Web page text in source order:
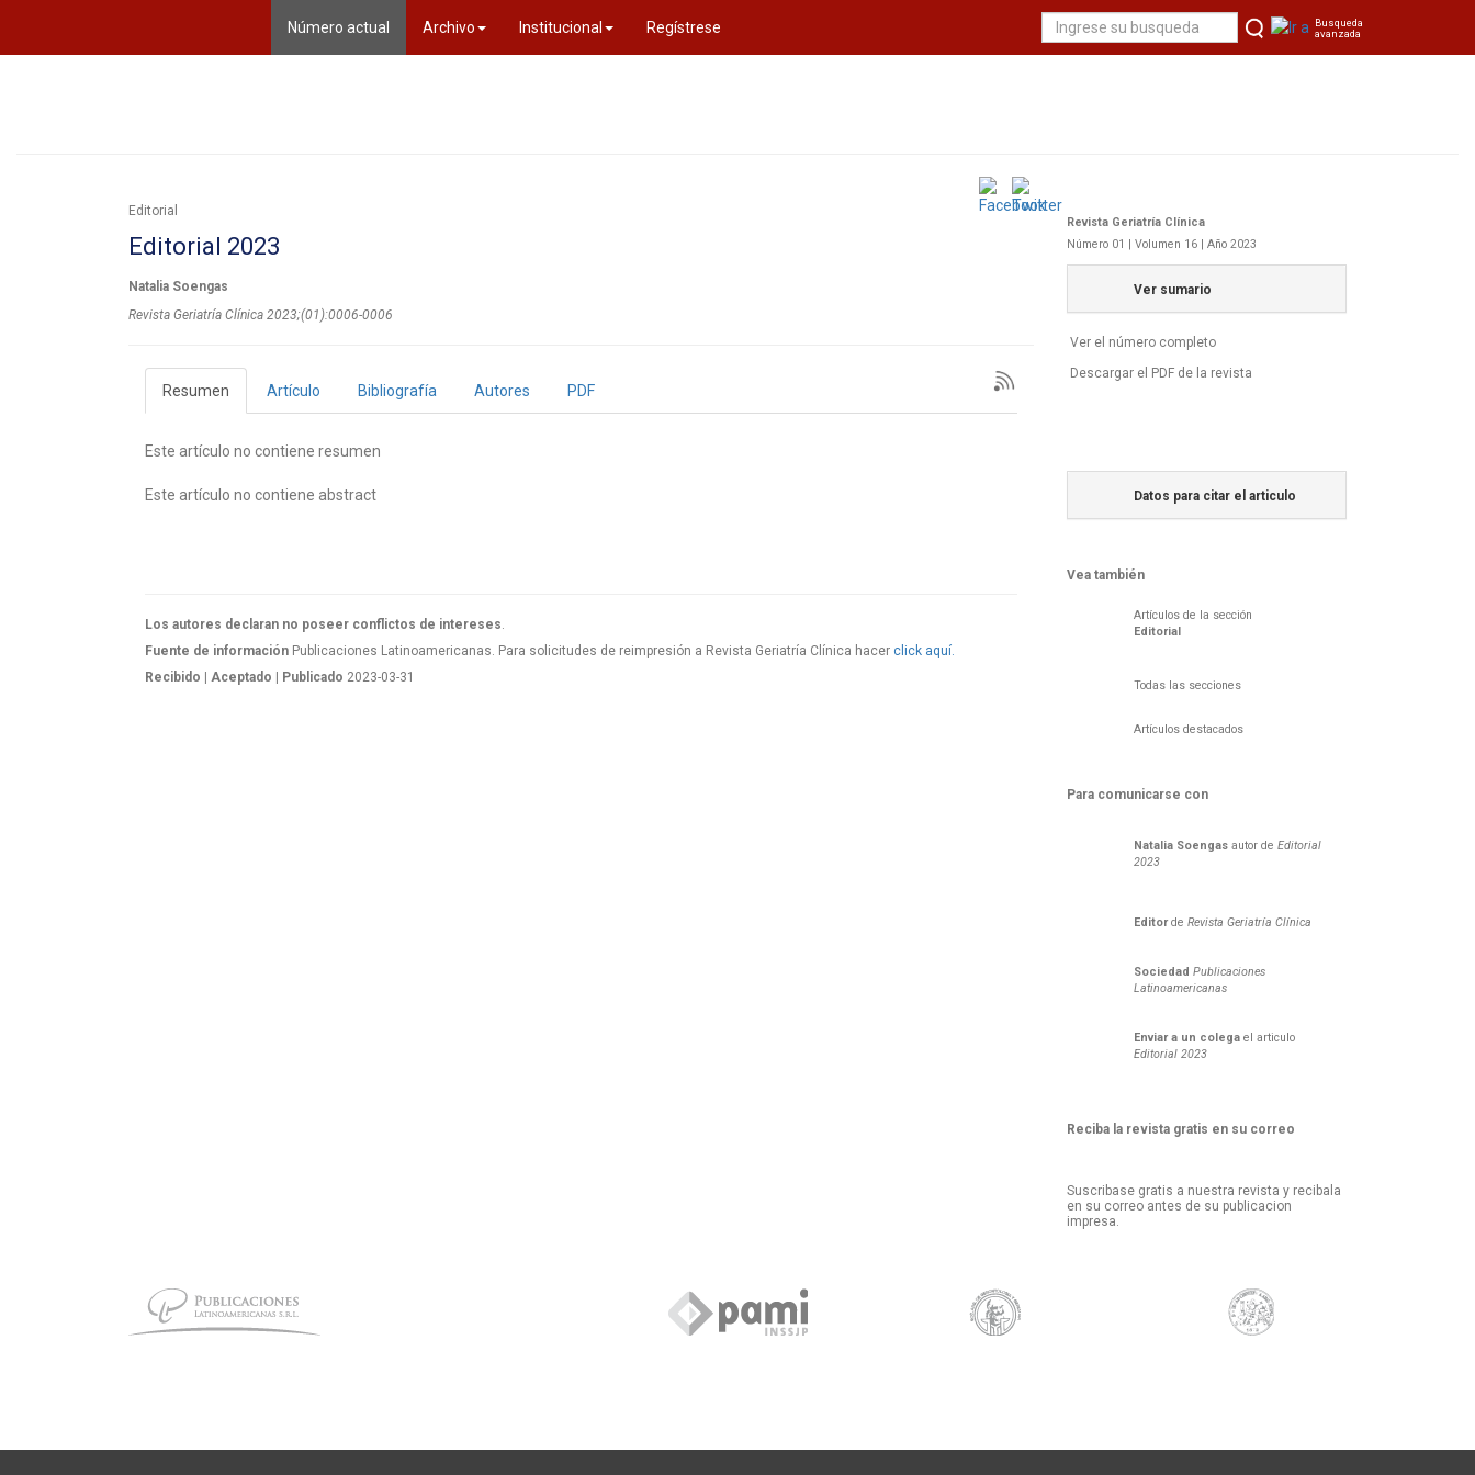
Número actual (current)Archivo Institucional Regístrese
Busqueda
avanzada
Editorial
Editorial 2023
Natalia Soengas
Revista Geriatría Clí­nica 2023;(01):0006-0006
Resumen Artículo Bibliografía Autores PDF
Este artículo no contiene resumen
Este artículo no contiene abstract
Los autores declaran no poseer conflictos de intereses.
Fuente de información Publicaciones Latinoamericanas. Para solicitudes de reimpresión a Revista Geriatría Clí­nica hacer click aquí.
Recibido
| Aceptado | Publicado 2023-03-31
Revista Geriatría Clí­nica
Número 01 | Volumen 16 | Año 2023
Ver sumario
Ver el número completo
Descargar el PDF de la revista
Datos para citar el articulo
Vea también
Artículos de la sección
Editorial
Todas las secciones
Artículos destacados
Para comunicarse con
Natalia Soengas autor de Editorial
2023
Editorde Revista Geriatría Clí­nica
Sociedad Publicaciones
Latinoamericanas
Enviar a un colega el articulo
Editorial 2023
Reciba la revista gratis en su correo
Suscribase gratis a nuestra revista y recibala
en su correo antes de su publicacion
impresa.